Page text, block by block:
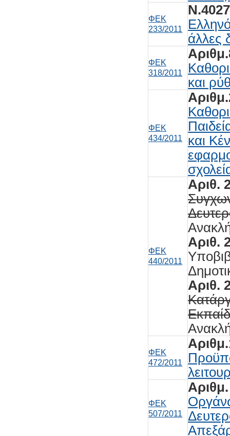
ΦΕΚ
233/2011
άλλες
ΦΕΚ
318/2011
και
ΦΕΚ
434/2011
και
ΦΕΚ
440/2011
Αριθ.
Αριθ.
Αριθ.
ΦΕΚ
472/2011
ΦΕΚ
507/2011